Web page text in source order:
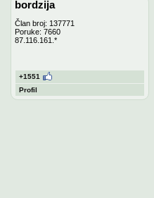
bordzija
Član broj: 137771
Poruke: 7660
87.116.161.*
+1551
Profil